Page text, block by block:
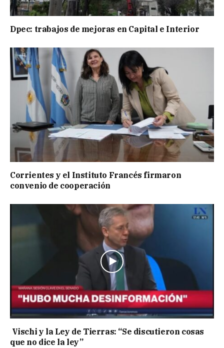
Dpec: trabajos de mejoras en Capital e Interior
Corrientes y el Instituto Francés firmaron
convenio de cooperación
Vischi y la Ley de Tierras: “Se discutieron cosas
que no dice la ley”